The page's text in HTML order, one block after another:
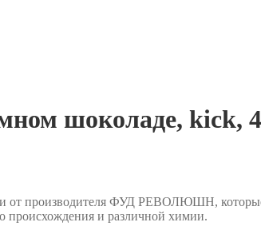
шоколаде, kick,
от производителя ФУД РЕВОЛЮШН,
происхождения и различной химии.